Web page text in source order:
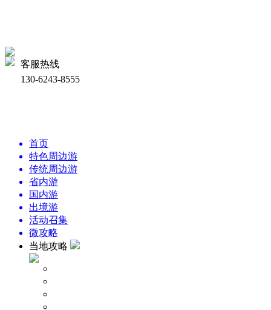
客服热线
130-6243-8555
首页
特色周边游
传统周边游
省内游
国内游
出境游
活动召集
微攻略
当地攻略